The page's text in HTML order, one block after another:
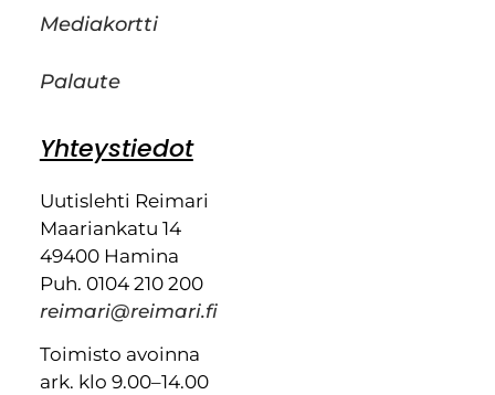
Mediakortti
Palaute
Yhteystiedot
Uutislehti Reimari
Maariankatu 14
49400 Hamina
Puh. 0104 210 200
reimari@reimari.fi
Toimisto avoinna
ark. klo 9.00–14.00